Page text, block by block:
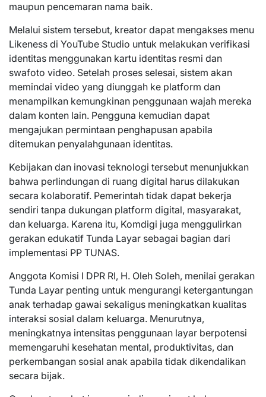
maupun pencemaran nama baik.
Melalui sistem tersebut, kreator dapat mengakses menu
Likeness di YouTube Studio untuk melakukan verifikasi
identitas menggunakan kartu identitas resmi dan
swafoto video. Setelah proses selesai, sistem akan
memindai video yang diunggah ke platform dan
menampilkan kemungkinan penggunaan wajah mereka
dalam konten lain. Pengguna kemudian dapat
mengajukan permintaan penghapusan apabila
ditemukan penyalahgunaan identitas.
Kebijakan dan inovasi teknologi tersebut menunjukkan
bahwa perlindungan di ruang digital harus dilakukan
secara kolaboratif. Pemerintah tidak dapat bekerja
sendiri tanpa dukungan platform digital, masyarakat,
dan keluarga. Karena itu, Komdigi juga menggulirkan
gerakan edukatif Tunda Layar sebagai bagian dari
implementasi PP TUNAS.
Anggota Komisi I DPR RI, H. Oleh Soleh, menilai gerakan
Tunda Layar penting untuk mengurangi ketergantungan
anak terhadap gawai sekaligus meningkatkan kualitas
interaksi sosial dalam keluarga. Menurutnya,
meningkatnya intensitas penggunaan layar berpotensi
memengaruhi kesehatan mental, produktivitas, dan
perkembangan sosial anak apabila tidak dikendalikan
secara bijak.